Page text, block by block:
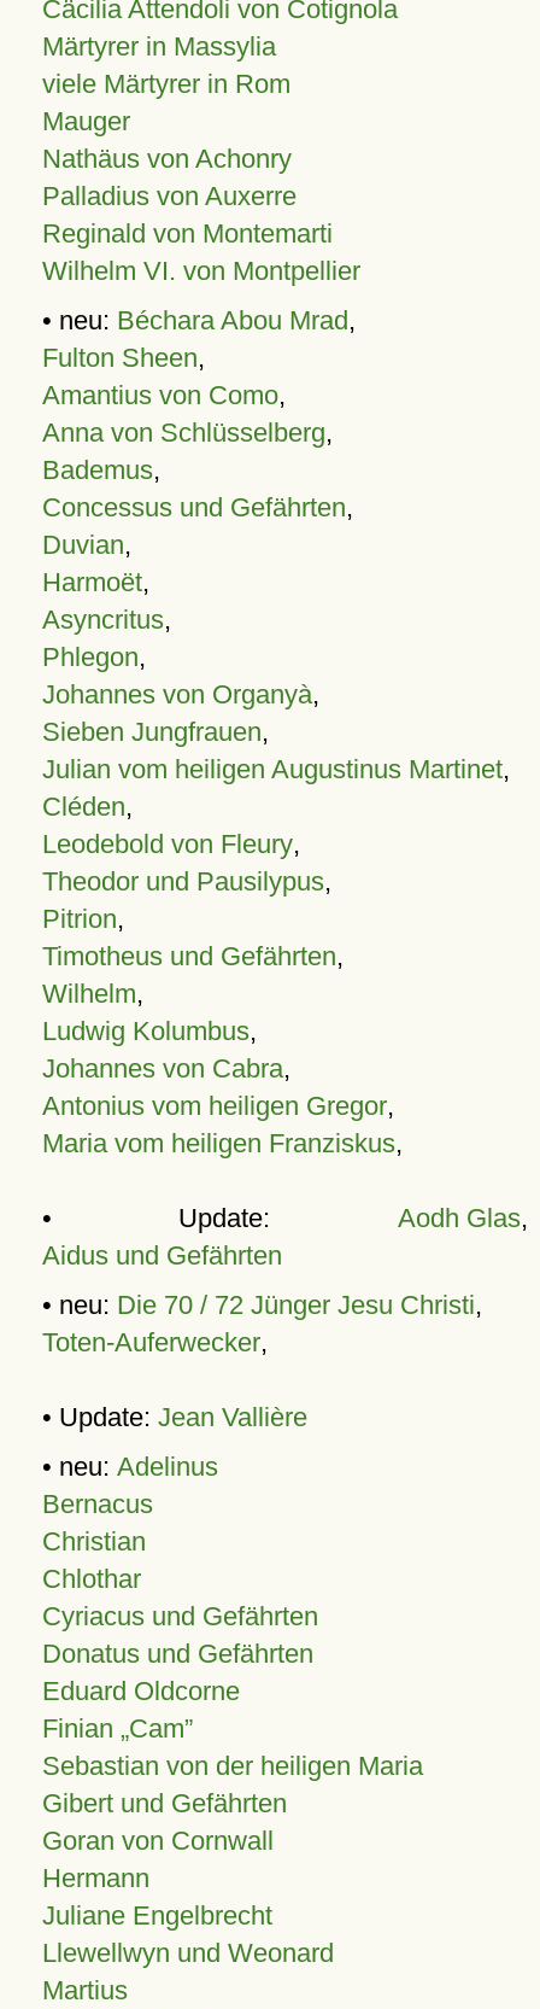
Cäcilia Attendoli von Cotignola
Märtyrer in Massylia
viele Märtyrer in Rom
Mauger
Nathäus von Achonry
Palladius von Auxerre
Reginald von Montemarti
Wilhelm VI. von Montpellier
• neu: Béchara Abou Mrad,
Fulton Sheen,
Amantius von Como,
Anna von Schlüsselberg,
Bademus,
Concessus und Gefährten,
Duvian,
Harmoët,
Asyncritus,
Phlegon,
Johannes von Organyà,
Sieben Jungfrauen,
Julian vom heiligen Augustinus Martinet,
Cléden,
Leodebold von Fleury,
Theodor und Pausilypus,
Pitrion,
Timotheus und Gefährten,
Wilhelm,
Ludwig Kolumbus,
Johannes von Cabra,
Antonius vom heiligen Gregor,
Maria vom heiligen Franziskus,
• Update: Aodh Glas,
Aidus und Gefährten
• neu: Die 70 / 72 Jünger Jesu Christi,
Toten-Auferwecker,
• Update: Jean Vallière
• neu: Adelinus
Bernacus
Christian
Chlothar
Cyriacus und Gefährten
Donatus und Gefährten
Eduard Oldcorne
Finian Cam
Sebastian von der heiligen Maria
Gibert und Gefährten
Goran von Cornwall
Hermann
Juliane Engelbrecht
Llewellwyn und Weonard
Martius